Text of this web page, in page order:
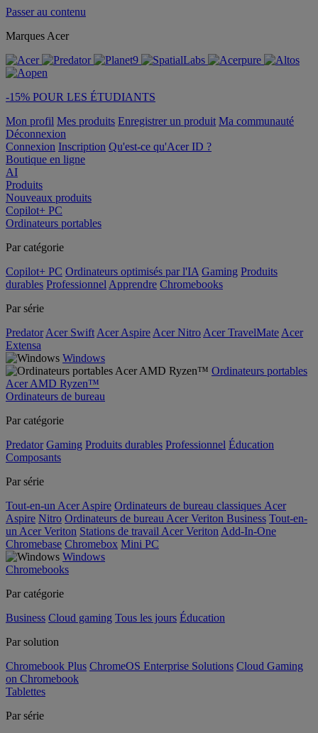
Passer au contenu
Marques Acer
-15% POUR LES ÉTUDIANTS
Mon profil Mes produits Enregistrer un produit Ma communauté
Déconnexion
Connexion Inscription Qu'est-ce qu'Acer ID ?
Boutique en ligne
AI
Produits
Nouveaux produits
Copilot+ PC
Ordinateurs portables
Par catégorie
Copilot+ PC Ordinateurs optimisés par l'IA Gaming Produits
durables Professionnel Apprendre Chromebooks
Par série
Predator Acer Swift Acer Aspire Acer Nitro Acer TravelMate Acer
Extensa
Windows
Ordinateurs portables
Acer AMD Ryzen™
Ordinateurs de bureau
Par catégorie
Predator Gaming Produits durables Professionnel Éducation
Composants
Par série
Tout-en-un Acer Aspire Ordinateurs de bureau classiques Acer
Aspire Nitro Ordinateurs de bureau Acer Veriton Business Tout-en-
un Acer Veriton Stations de travail Acer Veriton Add-In-One
Chromebase Chromebox Mini PC
Windows
Chromebooks
Par catégorie
Business Cloud gaming Tous les jours Éducation
Par solution
Chromebook Plus ChromeOS Enterprise Solutions Cloud Gaming
on Chromebook
Tablettes
Par série